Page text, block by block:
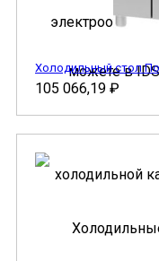
Холодильный стол
105 066,19 ₽